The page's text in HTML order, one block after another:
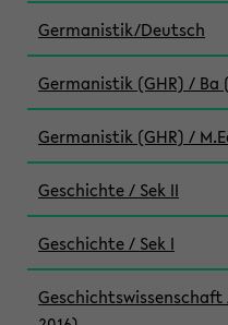
Germanistik/Deutsch
Germanistik (GHR) / Ba
Germanistik (GHR) /
Geschichte / Sek II
Geschichte / Sek I
Geschichtswissenschaft